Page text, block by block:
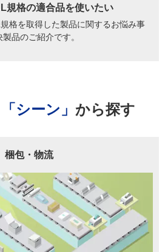
規格の適合品を使いたい
格を取得した製品に関するお悩み事
品のご紹介です。
「シーン」 から探す
梱包・物流